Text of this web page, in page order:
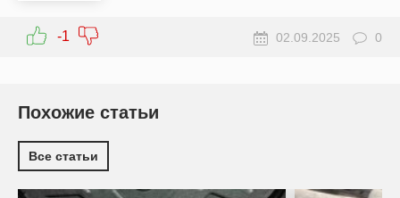
-1 02.09.2025 0
Похожие статьи
Все статьи